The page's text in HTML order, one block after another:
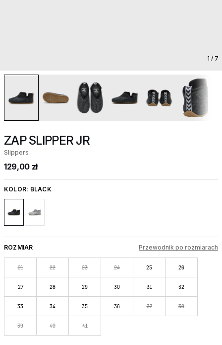
1 / 7
ZAP SLIPPER JR
Slippers
129,00 zł
KOLOR: BLACK
ROZMIAR Przewodnik po rozmiarach
21 22 23 24 25 26
27 28 29 30 31 32
33 34 35 36 37 38
39 40 41